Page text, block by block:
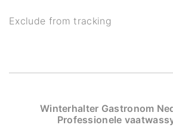
Exclude from tracking
Winterhalter Gastronom
Professionele